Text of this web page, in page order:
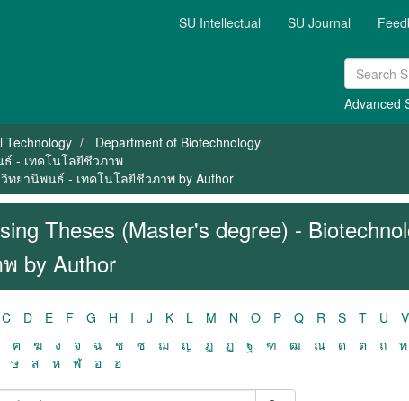
SU Intellectual SU Journal
Advanced
Technology
Department of Biotechnology
ธ์ - เทคโนโลยีชีวภาพ
วิทยานิพนธ์ - เทคโนโลยีชีวภาพ by Author
Theses (Master's degree) -
by Author
C D E F G H I J K L M N O P Q R S T U V
ฅ ฆ ง จ ฉ ช ซ ฌ ญ ฎ ฏ ฐ ฑ ฒ ณ ด ต ถ ท
ษ ส ห ฬ อ ฮ